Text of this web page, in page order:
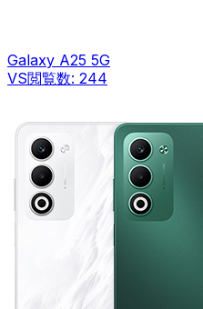
Galaxy A25 5G
VS閲覧数: 244